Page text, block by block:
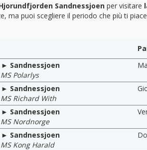
Sandnessjoen per visitare
ma puoi scegliere il periodo che più ti
Sandnessjoen
MS Polarlys
Sandnessjoen
MS Richard With
Sandnessjoen
MS Nordnorge
Sandnessjoen
MS Kong Harald